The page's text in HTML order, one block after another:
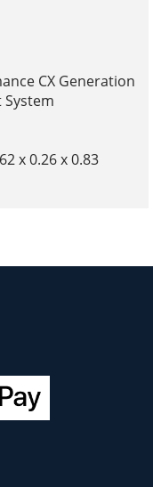
CX Generation
System
x 0.26 x 0.83